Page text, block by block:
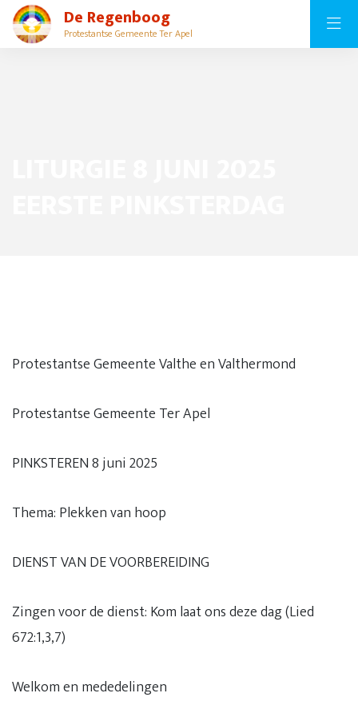
De Regenboog
Protestantse Gemeente Ter Apel
Protestantse Gemeente Valthe en Valthermond
Protestantse Gemeente Ter Apel
PINKSTEREN 8 juni 2025
Thema: Plekken van hoop
DIENST VAN DE VOORBEREIDING
Zingen voor de dienst: Kom laat ons deze dag (Lied
672:1,3,7)
Welkom en mededelingen